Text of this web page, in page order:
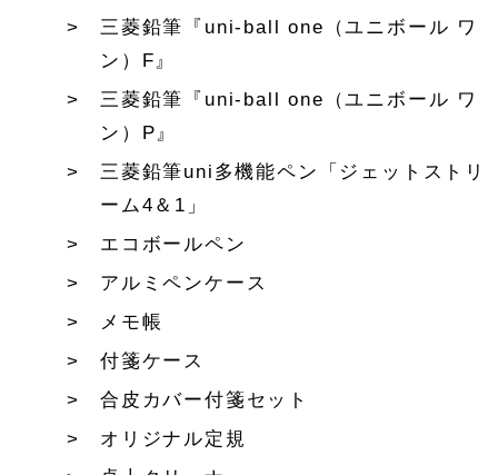
三菱鉛筆『uni-ball one（ユニボール ワ
ン）F』
三菱鉛筆『uni-ball one（ユニボール ワ
ン）P』
三菱鉛筆uni多機能ペン「ジェットストリ
ーム4＆1」
エコボールペン
アルミペンケース
メモ帳
付箋ケース
合皮カバー付箋セット
オリジナル定規